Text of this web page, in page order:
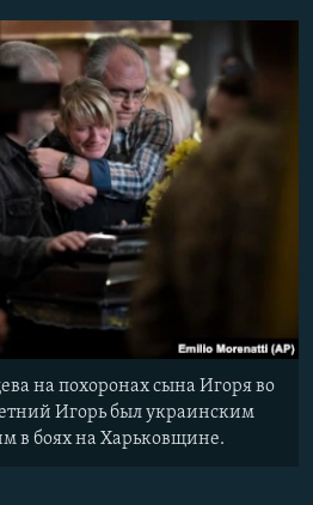
на похоронах сына Игоря во
Игорь был украинским
в боях на Харьковщине.